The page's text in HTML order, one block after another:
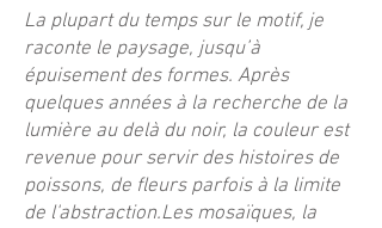
​La plupart du temps sur le motif, je
raconte le paysage, jusqu’à
épuisement des formes. Après
quelques années à la recherche de la
lumière au delà du noir, la couleur est
revenue pour servir des histoires de
poissons, de fleurs parfois à la limite
de l'abstraction.​Les mosaïques, la